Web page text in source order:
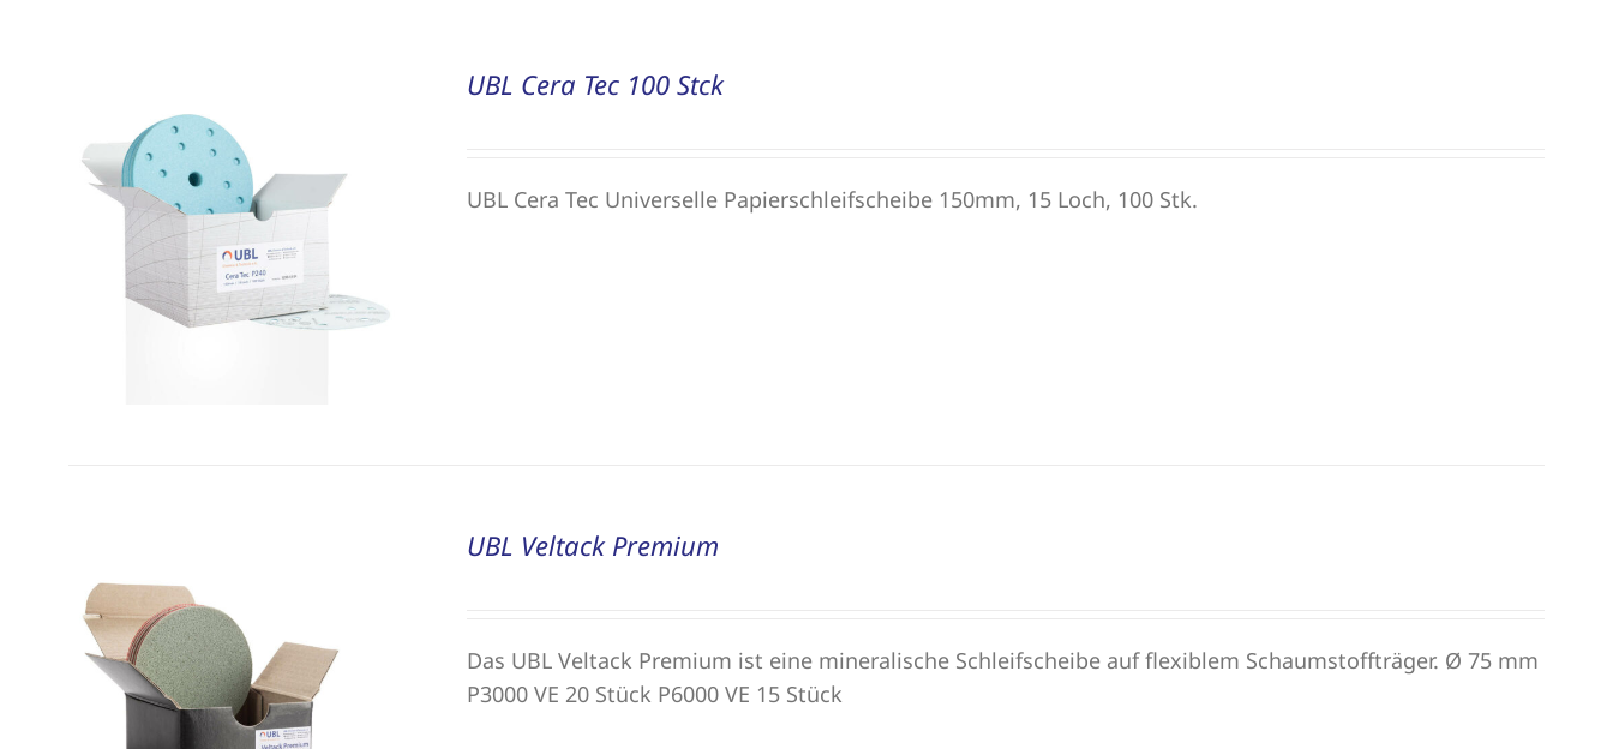
UBL Cera Tec 100 Stck
UBL Cera Tec Universelle Papierschleifscheibe 150mm, 15 Loch, 100 Stk.
UBL Veltack Premium
Das UBL Veltack Premium ist eine mineralische Schleifscheibe auf flexiblem Schaumstoffträger. Ø 75 mm
P3000 VE 20 Stück P6000 VE 15 Stück